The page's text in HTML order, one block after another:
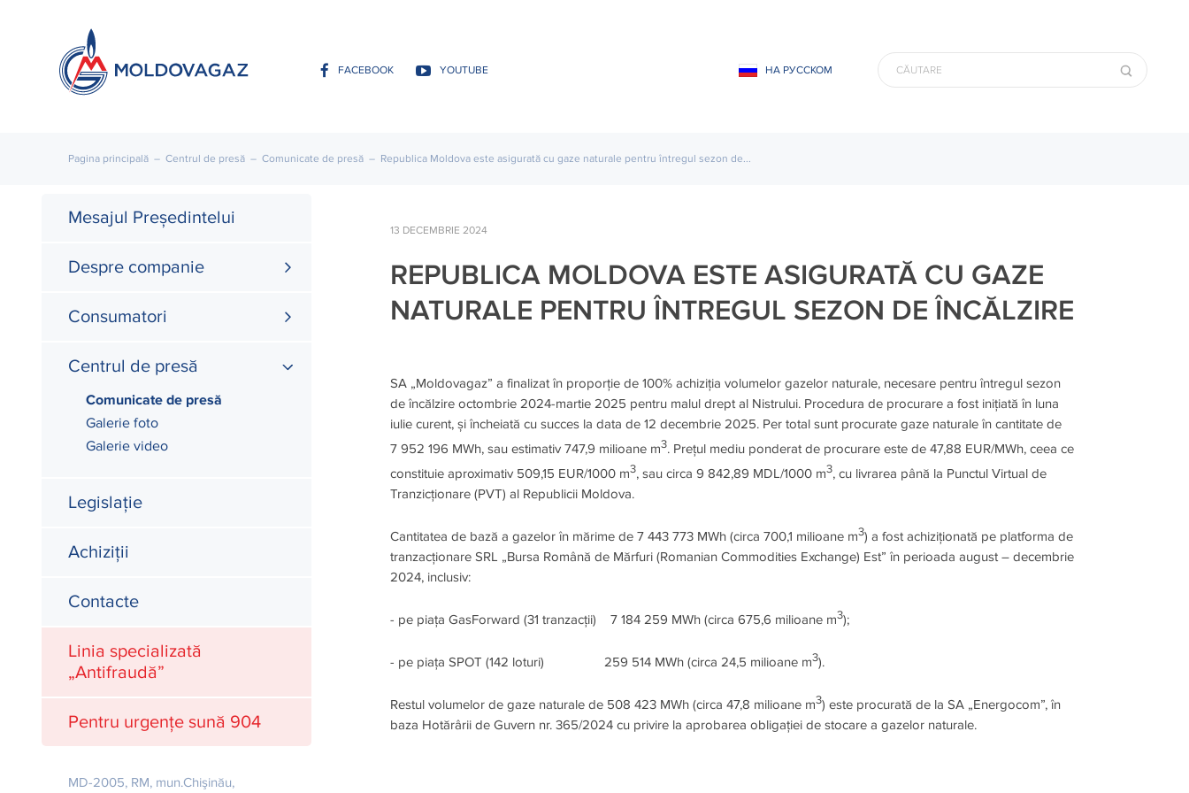
FACEBOOK YOUTUBE НА РУССКОМ
Pagina principală – Centrul de presă – Comunicate de presă – Republica Moldova este asigurată cu gaze naturale pentru întregul sezon de...
Mesajul Președintelui
Despre companie
Consumatori
Centrul de presă
Comunicate de presă
Galerie foto
Galerie video
Legislație
Achiziții
Contacte
Linia specializată
„Antifraudă”
Pentru urgențe sună 904
MD-2005, RM, mun.Chişinău,
13 DECEMBRIE 2024
REPUBLICA MOLDOVA ESTE ASIGURATĂ CU GAZE
NATURALE PENTRU ÎNTREGUL SEZON DE ÎNCĂLZIRE
SA „Moldovagaz” a finalizat în proporție de 100% achiziția volumelor gazelor naturale, necesare pentru întregul sezon
de încălzire octombrie 2024-martie 2025 pentru malul drept al Nistrului. Procedura de procurare a fost inițiată în luna
iulie curent, și încheiată cu succes la data de 12 decembrie 2025. Per total sunt procurate gaze naturale în cantitate de
7 952 196 MWh, sau estimativ 747,9 milioane m3. Prețul mediu ponderat de procurare este de 47,88 EUR/MWh, ceea ce
constituie aproximativ 509,15 EUR/1000 m3, sau circa 9 842,89 MDL/1000 m3, cu livrarea până la Punctul Virtual de
Tranzicționare (PVT) al Republicii Moldova.
Cantitatea de bază a gazelor în mărime de 7 443 773 MWh (circa 700,1 milioane m3) a fost achiziționată pe platforma de
tranzacționare SRL „Bursa Română de Mărfuri (Romanian Commodities Exchange) Est” în perioada august – decembrie
2024, inclusiv:
- pe piața GasForward (31 tranzacții) 7 184 259 MWh (circa 675,6 milioane m3);
- pe piața SPOT (142 loturi) 259 514 MWh (circa 24,5 milioane m3).
Restul volumelor de gaze naturale de 508 423 MWh (circa 47,8 milioane m3) este procurată de la SA „Energocom”, în
baza Hotărârii de Guvern nr. 365/2024 cu privire la aprobarea obligației de stocare a gazelor naturale.